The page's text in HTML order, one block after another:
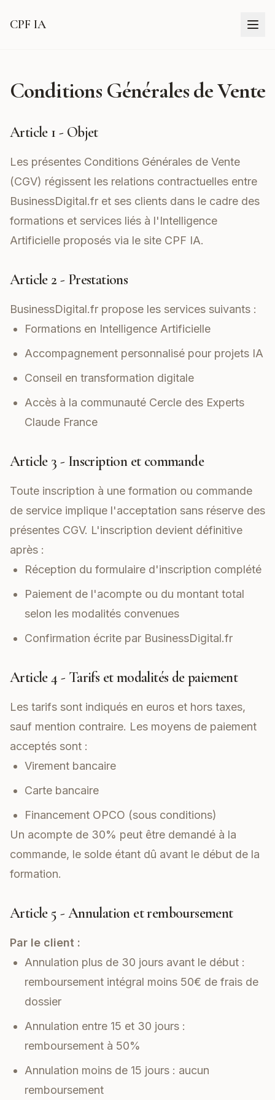
CPF IA
Conditions Générales de Vente
Article 1 - Objet
Les présentes Conditions Générales de Vente
(CGV) régissent les relations contractuelles entre
BusinessDigital.fr et ses clients dans le cadre des
formations et services liés à l'Intelligence
Artificielle proposés via le site CPF IA.
Article 2 - Prestations
BusinessDigital.fr propose les services suivants :
Formations en Intelligence Artificielle
Accompagnement personnalisé pour projets IA
Conseil en transformation digitale
Accès à la communauté Cercle des Experts
Claude France
Article 3 - Inscription et commande
Toute inscription à une formation ou commande
de service implique l'acceptation sans réserve des
présentes CGV. L'inscription devient définitive
après :
Réception du formulaire d'inscription complété
Paiement de l'acompte ou du montant total
selon les modalités convenues
Confirmation écrite par BusinessDigital.fr
Article 4 - Tarifs et modalités de paiement
Les tarifs sont indiqués en euros et hors taxes,
sauf mention contraire. Les moyens de paiement
acceptés sont :
Virement bancaire
Carte bancaire
Financement OPCO (sous conditions)
Un acompte de 30% peut être demandé à la
commande, le solde étant dû avant le début de la
formation.
Article 5 - Annulation et remboursement
Par le client :
Annulation plus de 30 jours avant le début :
remboursement intégral moins 50€ de frais de
dossier
Annulation entre 15 et 30 jours :
remboursement à 50%
Annulation moins de 15 jours : aucun
remboursement